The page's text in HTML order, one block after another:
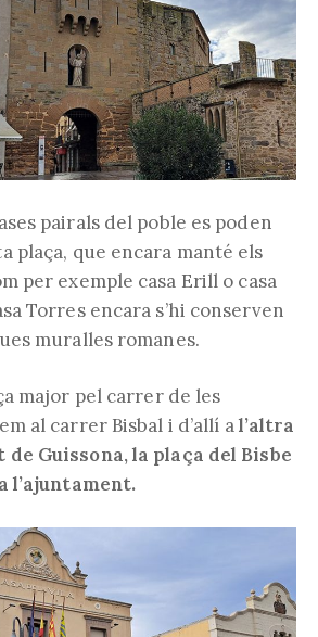
pairals del poble es poden
plaça, que encara manté els
per exemple casa Erill o casa
Torres encara s’hi conserven
muralles romanes.
major pel carrer de les
al carrer Bisbal i d’allí al’altra
Guissona, la plaça del Bisbe
l’ajuntament.